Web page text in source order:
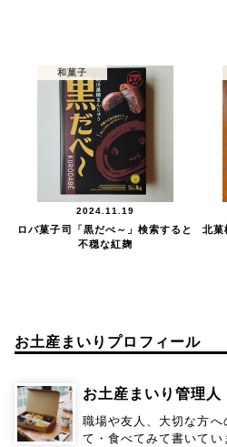
和菓子
2024.11.19
ロバ菓子司「黒だべ～」検索すると
不穏な紅麹
北菓
お土産まいりプロフィール
お土産まいり管理人
職場や友人、大切な方へ
て・食べてみて書いて